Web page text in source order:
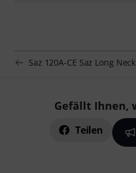
Saz 120A-CE Saz Long Neck
Gefällt Ihnen,
Teilen